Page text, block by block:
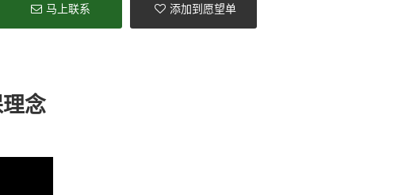
马上联系 添加到愿望单
念